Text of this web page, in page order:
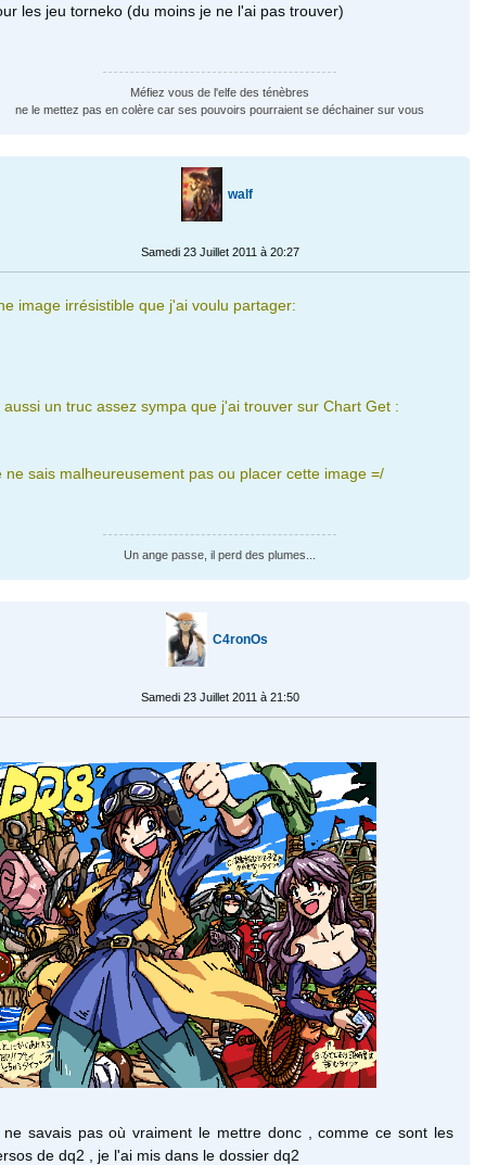
les jeu torneko (du moins je ne l'ai pas trouver)
Méfiez vous de l'elfe des ténèbres
ne le mettez pas en colère car ses pouvoirs pourraient se déchainer sur vous
walf
Samedi 23 Juillet 2011 à 20:27
image irrésistible que j'ai voulu partager:
aussi un truc assez sympa que j'ai trouver sur Chart Get :
ne sais malheureusement pas ou placer cette image =/
Un ange passe, il perd des plumes...
C4ronOs
Samedi 23 Juillet 2011 à 21:50
ne savais pas où vraiment le mettre donc , comme ce sont les
de dq2 , je l'ai mis dans le dossier dq2